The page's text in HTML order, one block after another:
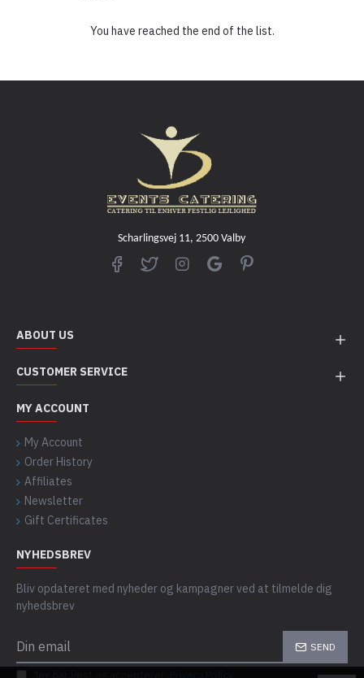
You have reached the end of the list.
Scharlingsvej 11, 2500 Valby
ABOUT US
CUSTOMER SERVICE
MY ACCOUNT
My Account
Order History
Affiliates
Newsletter
Gift Certificates
NYHEDSBREV
Bliv opdateret med nyheder og kampagner ved at tilmelde dig
nyhedsbrev
SEND